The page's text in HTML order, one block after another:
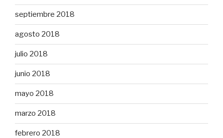
septiembre 2018
agosto 2018
julio 2018
junio 2018
mayo 2018
marzo 2018
febrero 2018